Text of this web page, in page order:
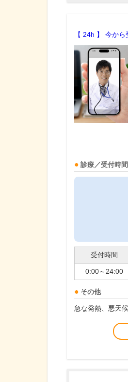
【 24h 】 今か
診療／受付時
受付時間
0:00～24:00
その他
急な発熱、悪天